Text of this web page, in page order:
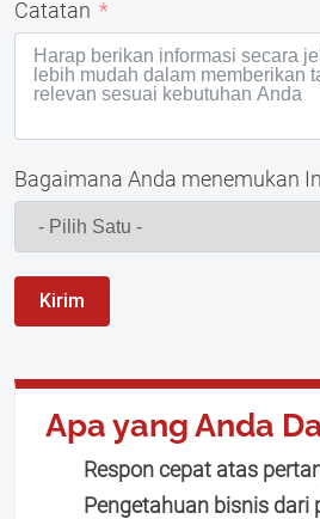
Catatan
Bagaimana Anda menemukan
Kirim
Apa yang Anda
Respon cepat atas
Pengetahuan bisnis dari